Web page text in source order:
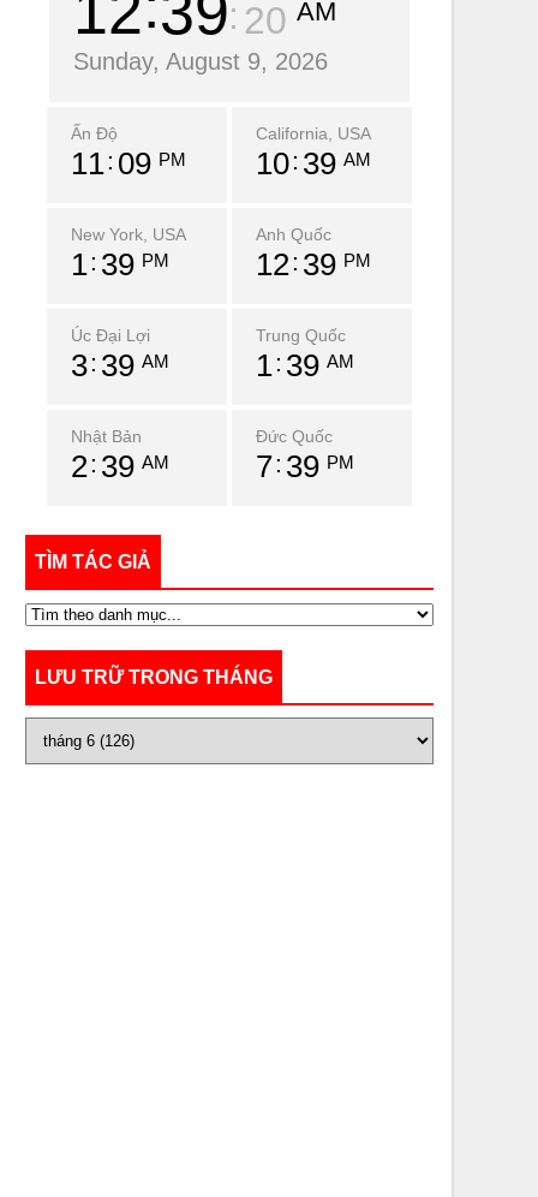
22 AM
Sunday, August 9, 2026
Ấn Độ
11 09 PM
California, USA
10 39 AM
New York, USA
1 39 PM
Anh Quốc
12 39 PM
Úc Đại Lợi
3 39 AM
Trung Quốc
1 39 AM
Nhật Bản
2 39 AM
Đức Quốc
7 39 PM
TÌM TÁC GIẢ
LƯU TRỮ TRONG THÁNG